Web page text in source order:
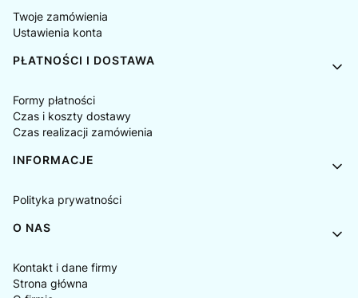
Twoje zamówienia
Ustawienia konta
PŁATNOŚCI I DOSTAWA
Formy płatności
Czas i koszty dostawy
Czas realizacji zamówienia
INFORMACJE
Polityka prywatności
O NAS
Kontakt i dane firmy
Strona główna